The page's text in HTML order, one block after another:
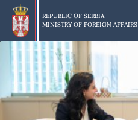
Skip
main
content
REPUBLIC OF SERBIA
MINISTRY OF FOREIGN AFFAIRS